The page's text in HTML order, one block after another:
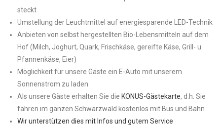
steckt
Umstellung der Leuchtmittel auf energiesparende LED-Technik
Anbieten von selbst hergestellten Bio-Lebensmitteln auf dem
Hof (Milch, Joghurt, Quark, Frischkäse, gereifte Käse, Grill- u.
Pfannenkäse, Eier)
Möglichkeit für unsere Gäste ein E-Auto mit unserem
Sonnenstrom zu laden
Als unsere Gäste erhalten Sie die KONUS-Gästekarte, d.h. Sie
fahren im ganzen Schwarzwald kostenlos mit Bus und Bahn
Wir unterstützen dies mit Infos und gutem Service